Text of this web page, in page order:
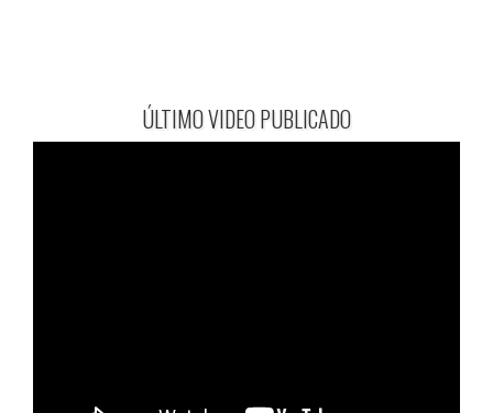
ÚLTIMO VIDEO PUBLICADO